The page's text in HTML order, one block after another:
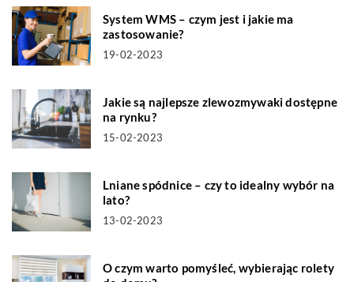
System WMS – czym jest i jakie ma
zastosowanie?
19-02-2023
Jakie są najlepsze zlewozmywaki dostępne
na rynku?
15-02-2023
Lniane spódnice – czy to idealny wybór na
lato?
13-02-2023
O czym warto pomyśleć, wybierając rolety